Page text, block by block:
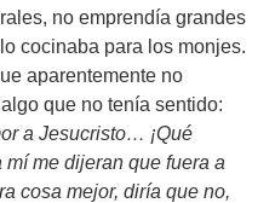
no emprendía grandes
cocinaba para los monjes.
aparentemente no
que no tenía sentido:
a Jesucristo… ¡Qué
me dijeran que fuera a
cosa mejor, diría que no,